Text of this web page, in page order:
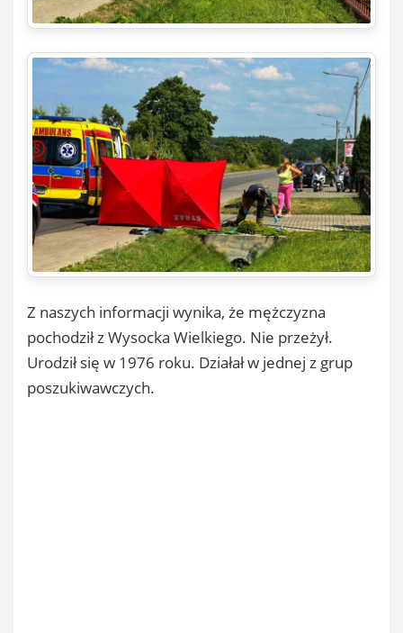
Z naszych informacji wynika, że mężczyzna
pochodził z Wysocka Wielkiego. Nie przeżył.
Urodził się w 1976 roku. Działał w jednej z grup
poszukiwawczych.